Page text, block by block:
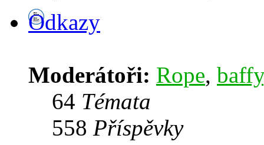
Odkazy
Moderátoři: Rope, baffy
64 Témata
558 Příspěvky